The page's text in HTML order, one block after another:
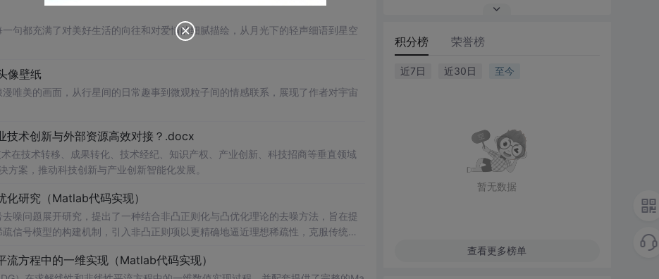
句都充满了对美好生活的向往和对爱情的细腻描绘，从月光下的轻声细语到星空
像壁纸
唯美的画面，从行星间的日常趣事到微观粒子间的情感联系，展现了作者对宇宙
技术创新与外部资源高效对接？.docx
在技术转移、成果转化、技术经纪、知识产权、产业创新、科技招商等垂直领域
案，推动科技创新与产业创新智能化发展。
研究（Matlab代码实现）
噪问题展开研究，提出了一种结合非凸正则化与凸优化理论的去噪方法，旨在提
信号模型的构建机制，引入非凸正则项以更精确地逼近理想稀疏性，克服传统凸
并配套提供可复现的代码资源，便于研究人员
方程中的一维实现（Matlab代码实现）
积分榜 荣誉榜
近7日 近30日 至今
暂无数据
查看更多榜单